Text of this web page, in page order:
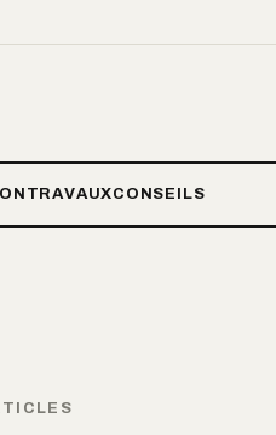
TRAVAUXCONSEILS